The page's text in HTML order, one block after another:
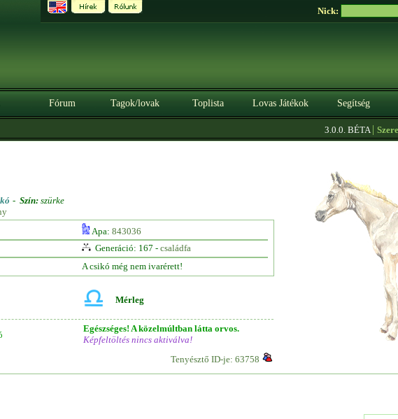
Nick:
Fórum Tagok/lovak Toplista Lovas Játékok Segítség
3.0.0. BÉTA|
- Szín: szürke
Apa: 843036
Generáció: 167 - családfa
A csikó még nem ivarérett!
Mérleg
Egészséges! A közelmúltban látta orvos.
Képfeltöltés nincs aktiválva!
Tenyésztő ID-je: 63758